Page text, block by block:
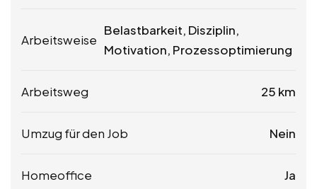
Arbeitsweise
Belastbarkeit, Disziplin,
Motivation, Prozessoptimierung
Arbeitsweg 25 km
Umzug für den Job Nein
Homeoffice Ja